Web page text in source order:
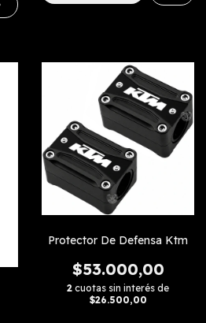
Protector De Defensa Ktm
$53.000,00
2 cuotas sin interés de
$26.500,00